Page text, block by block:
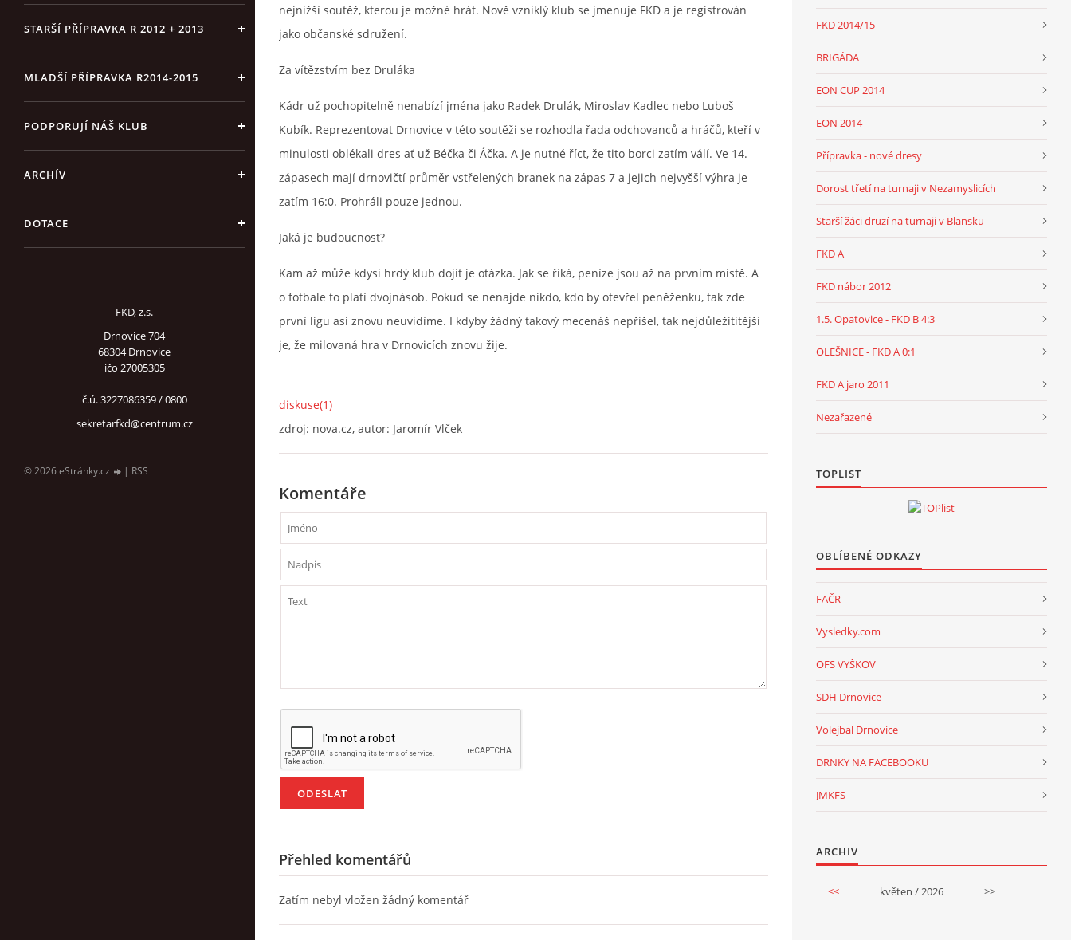
STARŠÍ PŘÍPRAVKA R 2012 + 2013
MLADŠÍ PŘÍPRAVKA R2014-2015
PODPORUJÍ NÁŠ KLUB
ARCHÍV
DOTACE
FKD, z.s.
Drnovice 704
68304 Drnovice
ičo 27005305
č.ú. 3227086359 / 0800
sekretarfkd@centrum.cz
© 2026 eStránky.cz | RSS
nejnižší soutěž, kterou je možné hrát. Nově vzniklý klub se jmenuje FKD a je registrován
jako občanské sdružení.
Za vítězstvím bez Druláka
Kádr už pochopitelně nenabízí jména jako Radek Drulák, Miroslav Kadlec nebo Luboš
Kubík. Reprezentovat Drnovice v této soutěži se rozhodla řada odchovanců a hráčů, kteří v
minulosti oblékali dres ať už Béčka či Áčka. A je nutné říct, že tito borci zatím válí. Ve 14.
zápasech mají drnovičtí průměr vstřelených branek na zápas 7 a jejich nejvyšší výhra je
zatím 16:0. Prohráli pouze jednou.
Jaká je budoucnost?
Kam až může kdysi hrdý klub dojít je otázka. Jak se říká, peníze jsou až na prvním místě. A
o fotbale to platí dvojnásob. Pokud se nenajde nikdo, kdo by otevřel peněženku, tak zde
první ligu asi znovu neuvidíme. I kdyby žádný takový mecenáš nepřišel, tak nejdůležititější
je, že milovaná hra v Drnovicích znovu žije.
diskuse(1)
zdroj: nova.cz, autor: Jaromír Vlček
Komentáře
Přehled komentářů
Zatím nebyl vložen žádný komentář
FKD 2014/15
BRIGÁDA
EON CUP 2014
EON 2014
Přípravka - nové dresy
Dorost třetí na turnaji v Nezamyslicích
Starší žáci druzí na turnaji v Blansku
FKD A
FKD nábor 2012
1.5. Opatovice - FKD B 4:3
OLEŠNICE - FKD A 0:1
FKD A jaro 2011
Nezařazené
TOPLIST
OBLÍBENÉ ODKAZY
FAČR
Vysledky.com
OFS VYŠKOV
SDH Drnovice
Volejbal Drnovice
DRNKY NA FACEBOOKU
JMKFS
ARCHIV
<< květen / 2026 >>